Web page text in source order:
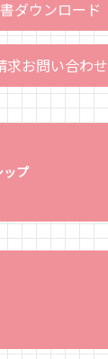
ダウンロード
求お問い合わせ
ップ